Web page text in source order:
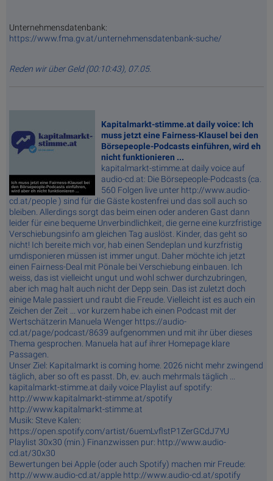
Unternehmensdatenbank:
https://www.fma.gv.at/unternehmensdatenbank-suche/
Reden wir über Geld (00:10:43), 07.05.
Kapitalmarkt-stimme.at daily voice: Ich
muss jetzt eine Fairness-Klausel bei den
Börsepeople-Podcasts einführen, wird eh
nicht funktionieren ...
kapitalmarkt-stimme.at daily voice auf
audio-cd.at: Die Börsepeople-Podcasts (ca.
560 Folgen live unter http://www.audio-
cd.at/people ) sind für die Gäste kostenfrei und das soll auch so
bleiben. Allerdings sorgt das beim einen oder anderen Gast dann
leider für eine bequeme Unverbindlichkeit, die gerne eine kurzfristige
Verschiebungsinfo am gleichen Tag auslöst. Kinder, das geht so
nicht! Ich bereite mich vor, hab einen Sendeplan und kurzfristig
umdisponieren müssen ist immer ungut. Daher möchte ich jetzt
einen Fairness-Deal mit Pönale bei Verschiebung einbauen. Ich
weiss, das ist vielleicht ungut und wohl schwer durchzubringen,
aber ich mag halt auch nicht der Depp sein. Das ist zuletzt doch
einige Male passiert und raubt die Freude. Vielleicht ist es auch ein
Zeichen der Zeit ... vor kurzem habe ich einen Podcast mit der
Wertschätzerin Manuela Wenger https://audio-
cd.at/page/podcast/8639 aufgenommen und mit ihr über dieses
Thema gesprochen. Manuela hat auf ihrer Homepage klare
Passagen.
Unser Ziel: Kapitalmarkt is coming home. 2026 nicht mehr zwingend
täglich, aber so oft es passt. Dh, ev. auch mehrmals täglich ...
kapitalmarkt-stimme.at daily voice Playlist auf spotify:
http://www.kapitalmarkt-stimme.at/spotify
http://www.kapitalmarkt-stimme.at
Musik: Steve Kalen:
https://open.spotify.com/artist/6uemLvflstP1ZerGCdJ7YU
Playlist 30x30 (min.) Finanzwissen pur: http://www.audio-
cd.at/30x30
Bewertungen bei Apple (oder auch Spotify) machen mir Freude:
http://www.audio-cd.at/apple http://www.audio-cd.at/spotify